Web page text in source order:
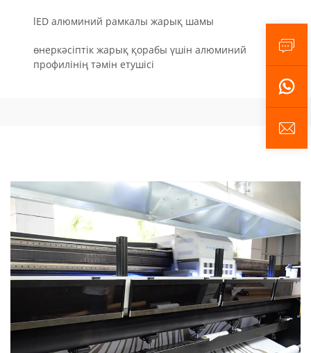
lED алюминий рамкалы жарық шамы
өнеркәсіптік жарық қорабы үшін алюминий
профилінің тәмін етушісі